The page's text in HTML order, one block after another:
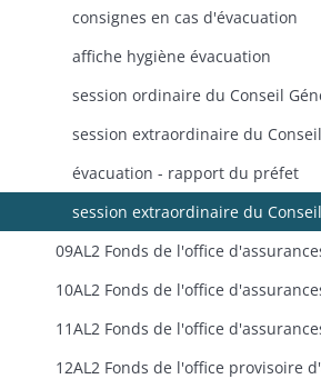
consignes en cas d'évacuation
affiche hygiène évacuation
session extraordinaire du
évacuation - rapport du préfet